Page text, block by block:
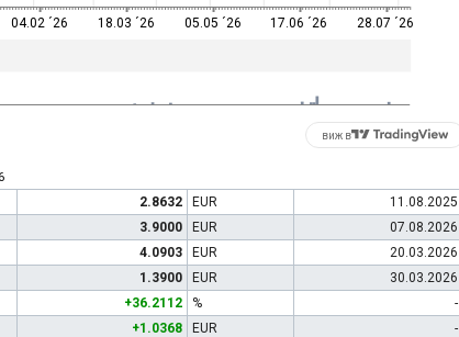
04.02 ´26 18.03 ´26 05.05 ´26 17.06 ´26 28.07 ´26
виж в
2.8632 EUR
11.08.2025
3.9000 EUR
07.08.2026
4.0903 EUR
20.03.2026
1.3900 EUR
30.03.2026
+36.2112 %
-
+1.0368 EUR -